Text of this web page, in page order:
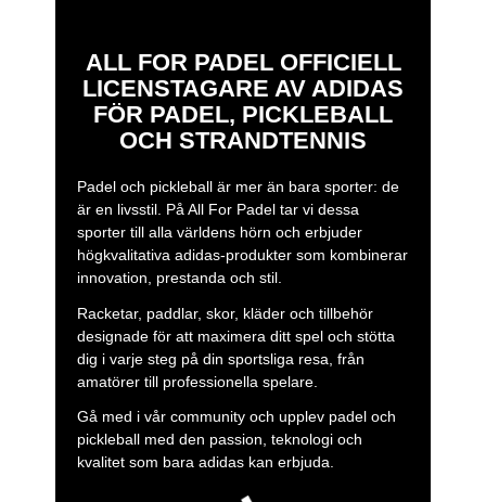
ALL FOR PADEL OFFICIELL
LICENSTAGARE AV ADIDAS
FÖR PADEL, PICKLEBALL
OCH STRANDTENNIS
Padel och pickleball är mer än bara sporter: de
är en livsstil. På All For Padel tar vi dessa
sporter till alla världens hörn och erbjuder
högkvalitativa adidas-produkter som kombinerar
innovation, prestanda och stil.
Racketar, paddlar, skor, kläder och tillbehör
designade för att maximera ditt spel och stötta
dig i varje steg på din sportsliga resa, från
amatörer till professionella spelare.
Gå med i vår community och upplev padel och
pickleball med den passion, teknologi och
kvalitet som bara adidas kan erbjuda.